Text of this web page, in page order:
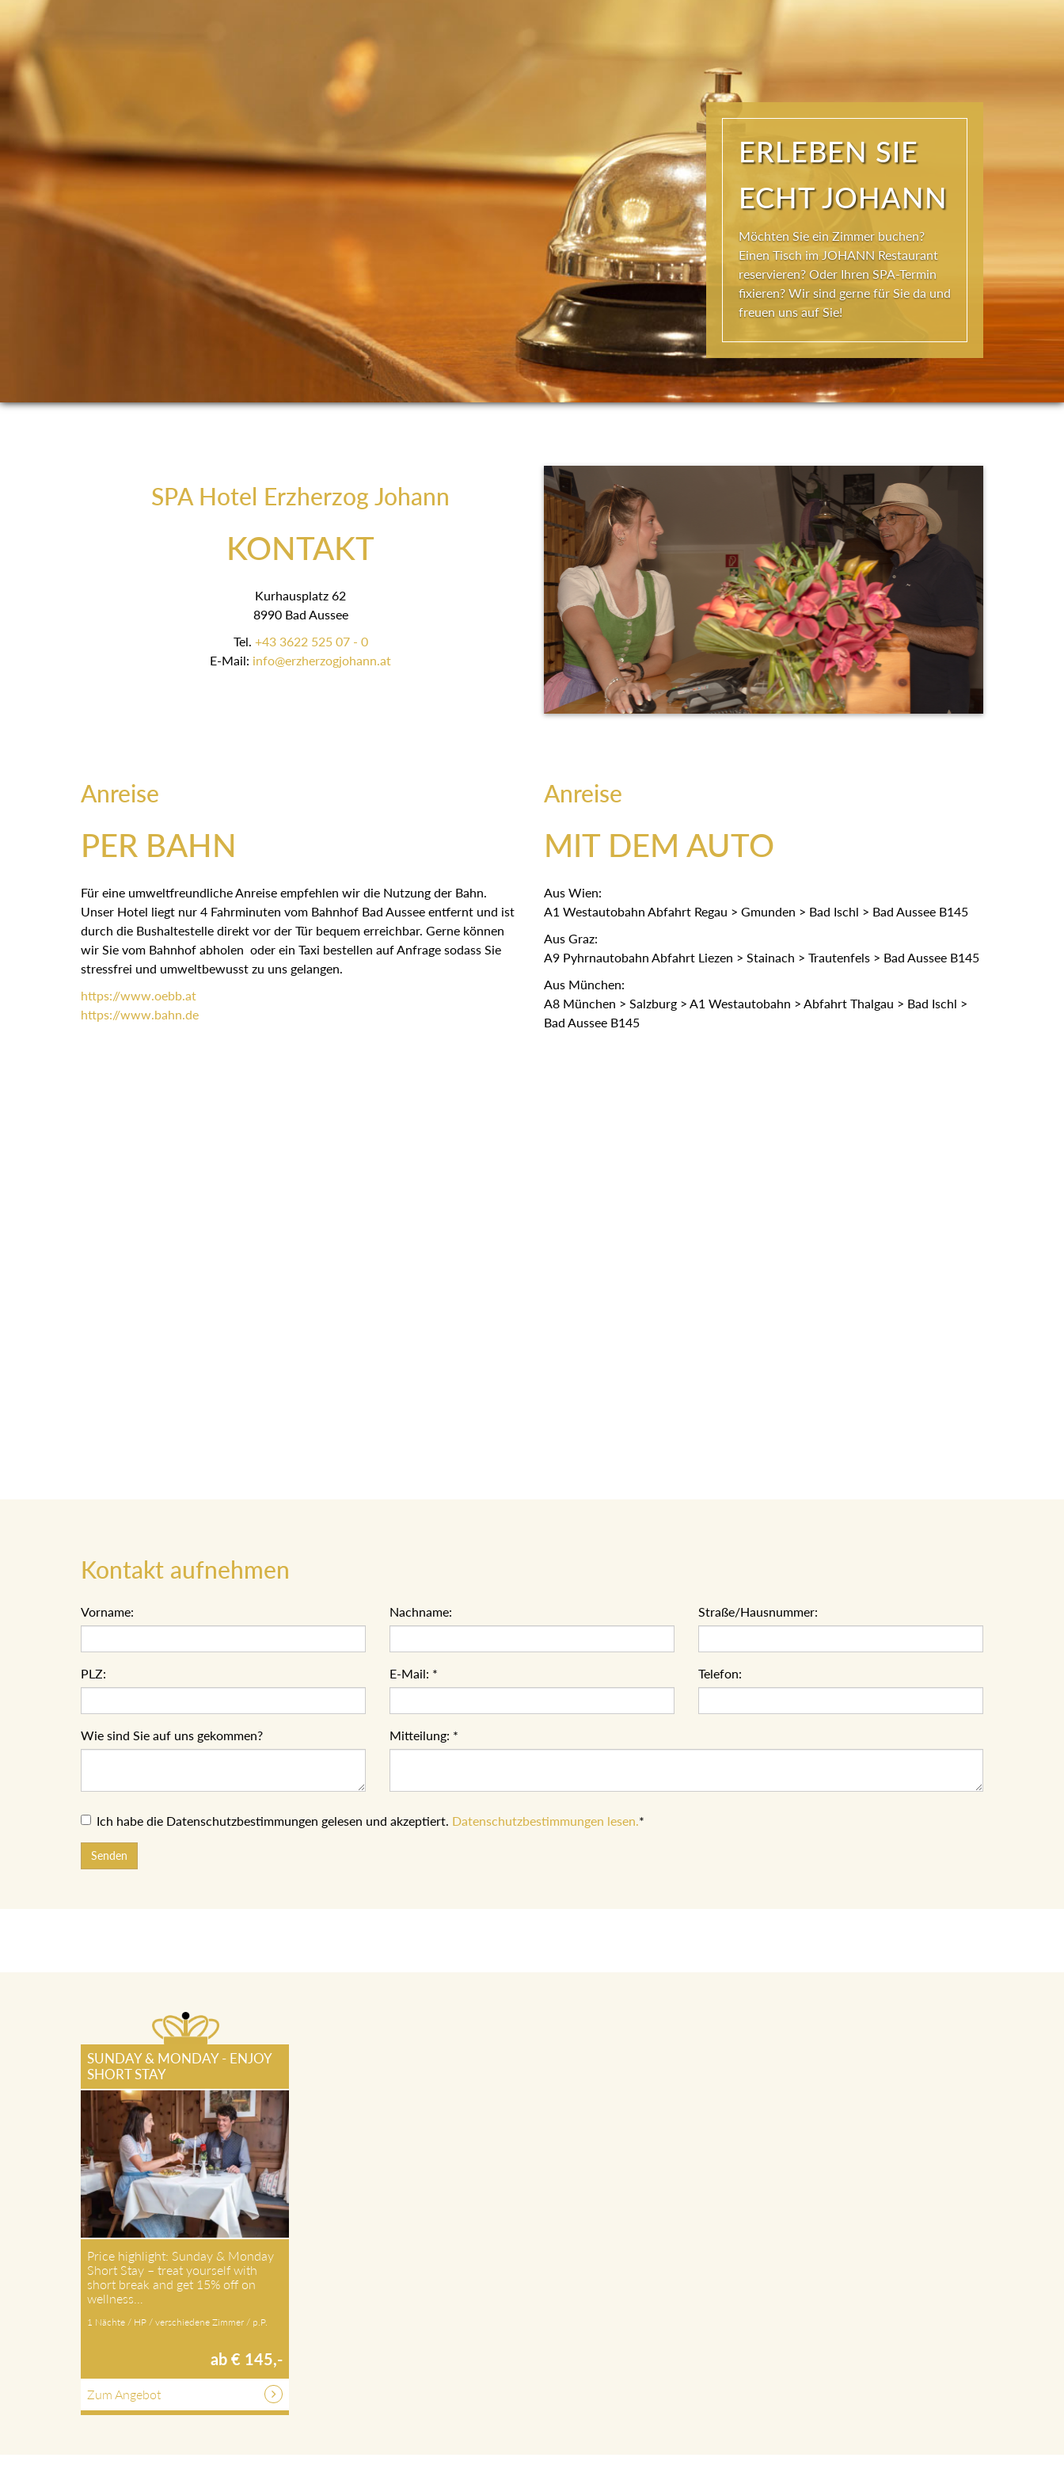
ERLEBEN SIE
ECHT JOHANN
Möchten Sie ein Zimmer buchen?
Einen Tisch im JOHANN Restaurant
reservieren? Oder Ihren SPA-Termin
fixieren? Wir sind gerne für Sie da und
freuen uns auf Sie!
SPA Hotel Erzherzog Johann
KONTAKT
Kurhausplatz 62
8990 Bad Aussee
Tel. +43 3622 525 07 - 0
E-Mail: info@erzherzogjohann.at
Anreise
PER BAHN
Für eine umweltfreundliche Anreise empfehlen wir die Nutzung der Bahn.
Unser Hotel liegt nur 4 Fahrminuten vom Bahnhof Bad Aussee entfernt und ist
durch die Bushaltestelle direkt vor der Tür bequem erreichbar. Gerne können
wir Sie vom Bahnhof abholen oder ein Taxi bestellen auf Anfrage sodass Sie
stressfrei und umweltbewusst zu uns gelangen.
https://www.oebb.at
https://www.bahn.de
Anreise
MIT DEM AUTO
Aus Wien:
A1 Westautobahn Abfahrt Regau > Gmunden > Bad Ischl > Bad Aussee B145
Aus Graz:
A9 Pyhrnautobahn Abfahrt Liezen > Stainach > Trautenfels > Bad Aussee B145
Aus München:
A8 München > Salzburg > A1 Westautobahn > Abfahrt Thalgau > Bad Ischl >
Bad Aussee B145
Kontakt aufnehmen
Vorname: Nachname: Straße/Hausnummer:
PLZ: E-Mail: * Telefon:
Wie sind Sie auf uns gekommen? Mitteilung: *
Ich habe die Datenschutzbestimmungen gelesen und akzeptiert. Datenschutzbestimmungen lesen. *
Senden
SUNDAY & MONDAY - ENJOY
SHORT STAY
Price highlight: Sunday & Monday
Short Stay – treat yourself with
short break and get 15% off on
wellness…
1 Nächte / HP / verschiedene Zimmer / p.P.
ab € 145,-
Zum Angebot